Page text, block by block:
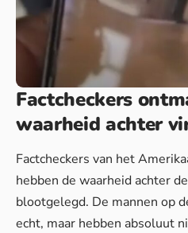
Factcheckers
waarheid achter
Factcheckers van het
hebben de waarheid achter
blootgelegd. De mannen op
echt, maar hebben absoluut